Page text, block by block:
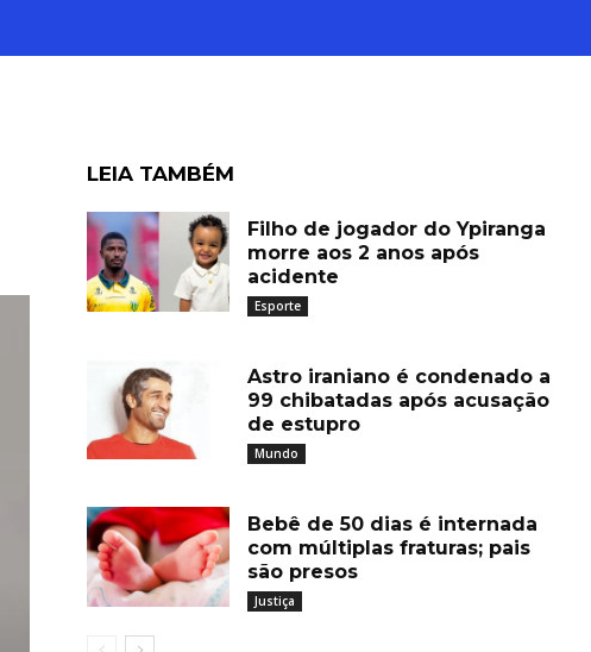
LEIA TAMBÉM
Filho de jogador do Ypiranga
morre aos 2 anos após
acidente
Esporte
Astro iraniano é condenado a
99 chibatadas após acusação
de estupro
Mundo
Bebê de 50 dias é internada
com múltiplas fraturas; pais
são presos
Justiça